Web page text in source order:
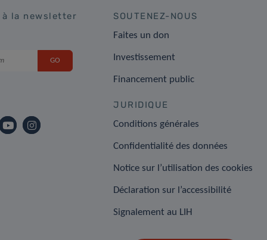
la newsletter SOUTENEZ-NOUS
Faites un don
Investissement
Financement public
JURIDIQUE
Conditions générales
Confidentialité des données
Notice sur l’utilisation des cookies
Déclaration sur l’accessibilité
Signalement au LIH